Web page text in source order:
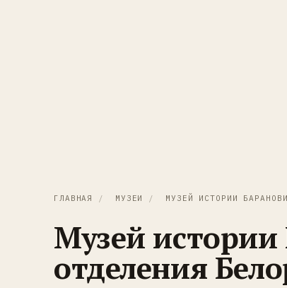
ГЛАВНАЯ / МУЗЕИ / МУЗЕЙ ИСТОРИИ
Музей истории
отделения